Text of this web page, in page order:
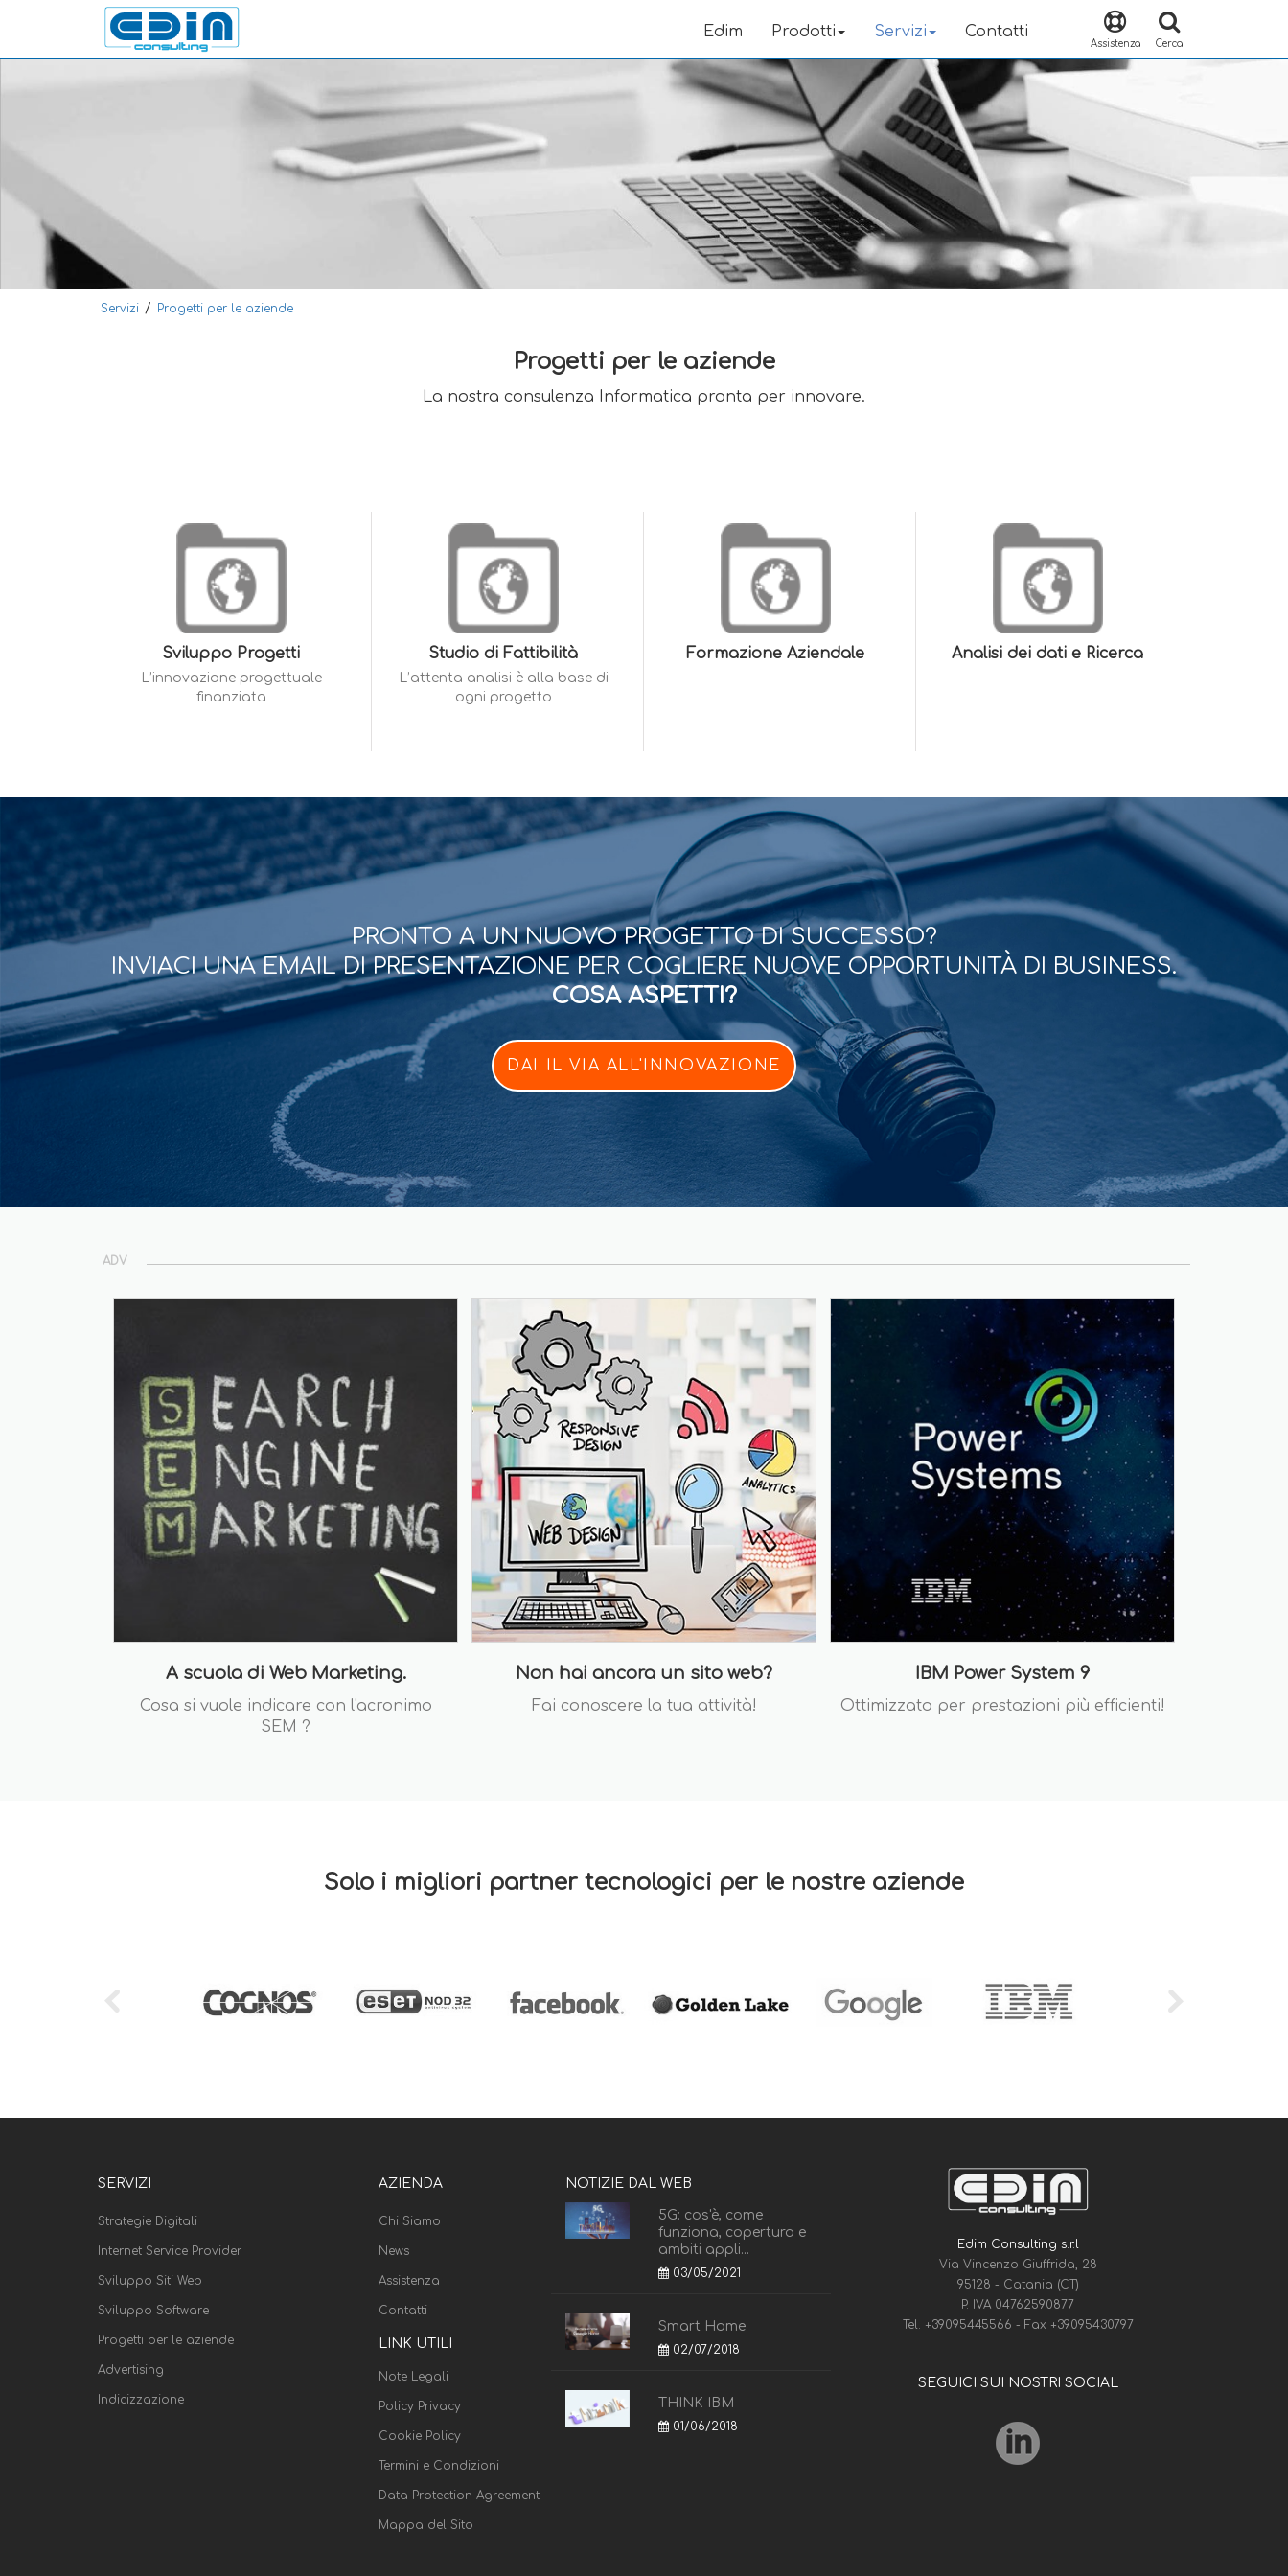
Edim Prodotti Servizi Contatti
Assistenza Cerca
Servizi / Progetti per le aziende
Progetti per le aziende
La nostra consulenza Informatica pronta per innovare.
Sviluppo Progetti
L’innovazione progettuale
finanziata
Studio di Fattibilità
L’attenta analisi è alla base di
ogni progetto
Formazione Aziendale Analisi dei dati e Ricerca
PRONTO A UN NUOVO PROGETTO DI SUCCESSO?
INVIACI UNA EMAIL DI PRESENTAZIONE PER COGLIERE NUOVE OPPORTUNITÀ DI BUSINESS.
COSA ASPETTI?
DAI IL VIA ALL'INNOVAZIONE
ADV
A scuola di Web Marketing.
Cosa si vuole indicare con l'acronimo
SEM ?
Non hai ancora un sito web?
Fai conoscere la tua attività!
IBM Power System 9
Ottimizzato per prestazioni più efficienti!
Solo i migliori partner tecnologici per le nostre aziende
SERVIZI
Strategie Digitali
Internet Service Provider
Sviluppo Siti Web
Sviluppo Software
Progetti per le aziende
Advertising
Indicizzazione
AZIENDA
Chi Siamo
News
Assistenza
Contatti
LINK UTILI
Note Legali
Policy Privacy
Cookie Policy
Termini e Condizioni
Data Protection Agreement
Mappa del Sito
NOTIZIE DAL WEB
5G: cos'è, come
funziona, copertura e
ambiti appli...
03/05/2021
Smart Home
02/07/2018
THINK IBM
01/06/2018
Edim Consulting s.r.l
Via Vincenzo Giuffrida, 28
95128 - Catania (CT)
P. IVA 04762590877
Tel. +39095445566 - Fax +39095430797
SEGUICI SUI NOSTRI SOCIAL